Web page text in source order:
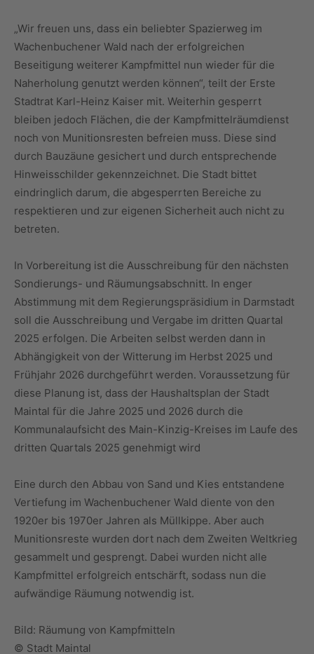
„Wir freuen uns, dass ein beliebter Spazierweg im
Wachenbuchener Wald nach der erfolgreichen
Beseitigung weiterer Kampfmittel nun wieder für die
Naherholung genutzt werden können“, teilt der Erste
Stadtrat Karl-Heinz Kaiser mit. Weiterhin gesperrt
bleiben jedoch Flächen, die der Kampfmittelräumdienst
noch von Munitionsresten befreien muss. Diese sind
durch Bauzäune gesichert und durch entsprechende
Hinweisschilder gekennzeichnet. Die Stadt bittet
eindringlich darum, die abgesperrten Bereiche zu
respektieren und zur eigenen Sicherheit auch nicht zu
betreten.
In Vorbereitung ist die Ausschreibung für den nächsten
Sondierungs- und Räumungsabschnitt. In enger
Abstimmung mit dem Regierungspräsidium in Darmstadt
soll die Ausschreibung und Vergabe im dritten Quartal
2025 erfolgen. Die Arbeiten selbst werden dann in
Abhängigkeit von der Witterung im Herbst 2025 und
Frühjahr 2026 durchgeführt werden. Voraussetzung für
diese Planung ist, dass der Haushaltsplan der Stadt
Maintal für die Jahre 2025 und 2026 durch die
Kommunalaufsicht des Main-Kinzig-Kreises im Laufe des
dritten Quartals 2025 genehmigt wird
Eine durch den Abbau von Sand und Kies entstandene
Vertiefung im Wachenbuchener Wald diente von den
1920er bis 1970er Jahren als Müllkippe. Aber auch
Munitionsreste wurden dort nach dem Zweiten Weltkrieg
gesammelt und gesprengt. Dabei wurden nicht alle
Kampfmittel erfolgreich entschärft, sodass nun die
aufwändige Räumung notwendig ist.
Bild: Räumung von Kampfmitteln
© Stadt Maintal